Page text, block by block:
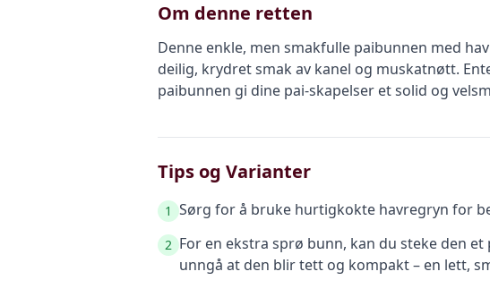
Om denne retten
Denne enkle, men smakfulle paibunnen med
deilig, krydret smak av kanel og muskatnøtt.
paibunnen gi dine pai-skapelser et solid og
Tips og Varianter
1 Sørg for å bruke hurtigkokte havregryn for
2 For en ekstra sprø bunn, kan du steke den
unngå at den blir tett og kompakt – en lett,